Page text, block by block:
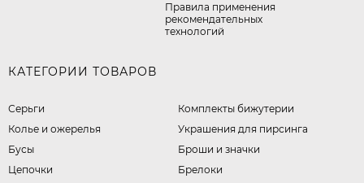
Правила применения
рекомендательных
технологий
КАТЕГОРИИ ТОВАРОВ
Серьги
Колье и ожерелья
Бусы
Цепочки
Комплекты бижутерии
Украшения для пирсинга
Броши и значки
Брелоки